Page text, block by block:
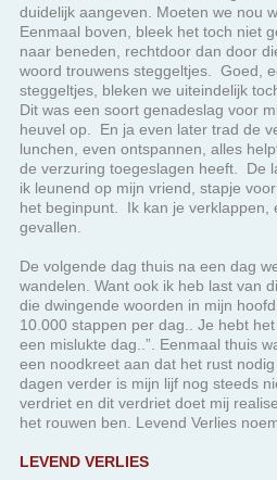
gevallen.
De volgende dag thuis na een dag
wandelen. Want ook ik heb last van die
die dwingende woorden in mijn hoofd :
10.000 stappen per dag.. Je hebt het
een mislukte dag..”. Eenmaal thuis was
een noodkreet aan dat het rust nodig
dagen verder is mijn lijf nog steeds
verdriet en dit verdriet doet mij
het rouwen ben. Levend Verlies
LEVEND VERLIES